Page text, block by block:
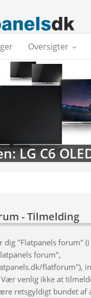
Oversigter
LG C6
- Tilmelding
dig "Flatpanels forum"
forum",
flatforum"),
venlig ikke at
retsgyldigt bundet af